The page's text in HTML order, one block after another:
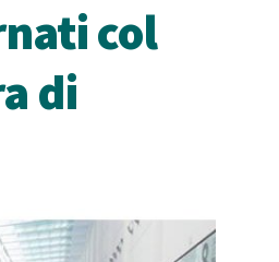
col
di